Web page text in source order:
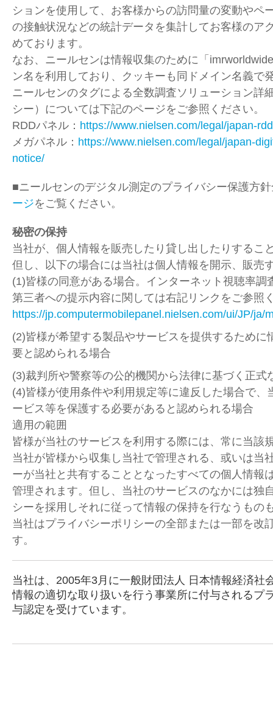
ションを使用して、お客様からの訪問量の変動やペ
の接触状況などの統計データを集計してお客様のア
めております。
なお、ニールセンは情報収集のために「
ン名を利用しており、クッキーも同ドメイン名義で
ニールセンのタグによる全数調査ソリューション詳
シー）については下記のページをご参照ください。
RDDパネル： https://www.nielsen.com/legal/japan-
メガパネル： https://www.nielsen.com/legal/japan-
notice/
■ニールセンのデジタル測定のプライバシー保護方
ージをご覧ください。
秘密の保持
当社が、個人情報を販売したり貸し出したりするこ
但し、以下の場合には当社は個人情報を開示、販売
(1)皆様の同意がある場合。インターネット視聴率調
第三者への提示内容に関しては右記リンクをご参照
https://jp.computermobilepanel.nielsen.com/ui/JP/ja/
(2)皆様が希望する製品やサービスを提供するために
要と認められる場合
(3)裁判所や警察等の公的機関から法律に基づく正式
(4)皆様が使用条件や利用規定等に違反した場合で、
ービス等を保護する必要があると認められる場合
適用の範囲
皆様が当社のサービスを利用する際には、常に当該
当社が皆様から収集し当社で管理される、或いは当
ーが当社と共有することとなったすべての個人情報
管理されます。但し、当社のサービスのなかには独
シーを採用しそれに従って情報の保持を行なうもの
当社はプライバシーポリシーの全部または一部を改
す。
当社は、2005年3月に一般財団法人 日本情報経済社
情報の適切な取り扱いを行う事業所に付与されるプ
与認定を受けています。